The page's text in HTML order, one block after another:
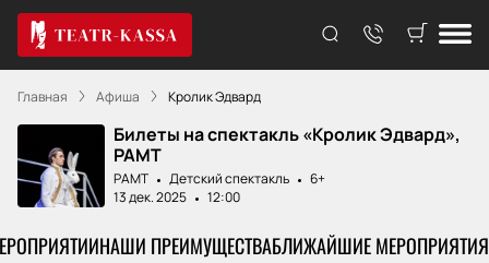
Главная Афиша Кролик Эдвард
Билеты на спектакль «Кролик Эдвард»,
РАМТ
РАМТ Детский спектакль
6+
13 дек. 2025
12:00
НАШИ ПРЕИМУЩЕСТВАБЛИЖАЙШИЕ МЕРОПРИЯТИЯ